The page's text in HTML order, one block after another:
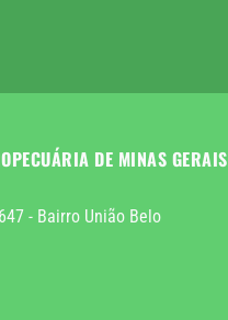
DE MINAS GERAIS
- Bairro União Belo